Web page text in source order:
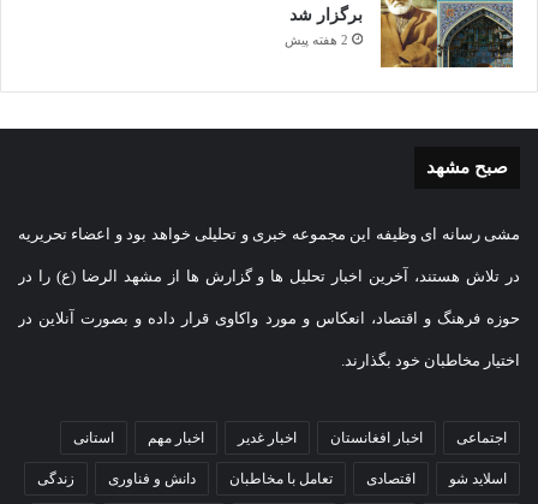
برگزار شد
2 هفته پیش
صبح مشهد
مشی رسانه ای وظیفه این مجموعه خبری و تحلیلی خواهد بود و اعضاء تحریریه
در تلاش هستند، آخرین اخبار تحلیل ها و گزارش ها از مشهد الرضا (ع) را در
حوزه فرهنگ و اقتصاد، انعکاس و مورد واکاوی قرار داده و بصورت آنلاین در
اختیار مخاطبان خود بگذارند.
اجتماعی اخبار افغانستان اخبار غدیر اخبار مهم استانی
اسلاید شو اقتصادی تعامل با مخاطبان دانش و فناوری زندگی